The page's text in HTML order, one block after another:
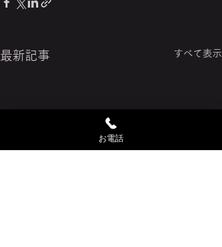
最新記事 すべて表示
お電話